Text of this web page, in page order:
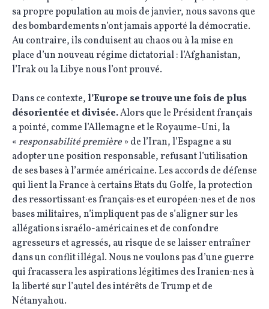
sa propre population au mois de janvier, nous savons que
des bombardements n’ont jamais apporté la démocratie.
Au contraire, ils conduisent au chaos ou à la mise en
place d’un nouveau régime dictatorial : l’Afghanistan,
l’Irak ou la Libye nous l’ont prouvé.
Dans ce contexte,l’Europe se trouve une fois de plus
désorientée et divisée.Alors que le Président français
a pointé, comme l’Allemagne et le Royaume-Uni, la
«responsabilité première » de l’Iran, l’Espagne a su
adopter une position responsable, refusant l’utilisation
de ses bases à l’armée américaine. Les accords de défense
qui lient la France à certains Etats du Golfe, la protection
des ressortissant·es français·es et européen·nes et de nos
bases militaires, n’impliquent pas de s’aligner sur les
allégations israélo-américaines et de confondre
agresseurs et agressés, au risque de se laisser entraîner
dans un conflit illégal. Nous ne voulons pas d’une guerre
qui fracassera les aspirations légitimes des Iranien·nes à
la liberté sur l’autel des intérêts de Trump et de
Nétanyahou.